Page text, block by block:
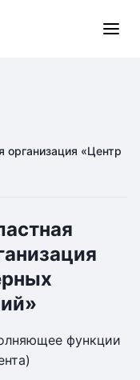
организация «Центр
функции